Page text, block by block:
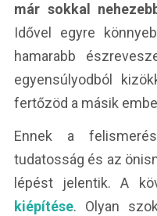
már sokkal
Idővel egyre
hamarabb
egyensúlyodból
fertőzöd a másik
Ennek a
tudatosság és az
lépést jelentik. A
kiépítése. Olyan